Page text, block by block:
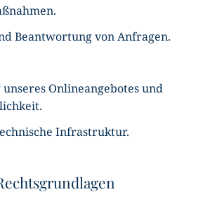
Beantwortung von Anfragen.
Onlineangebotes und
Infrastruktur.